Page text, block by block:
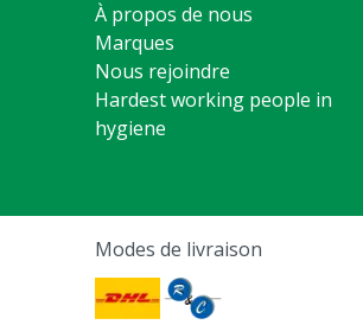
À propos de nous
Marques
Nous rejoindre
Hardest working people in
hygiene
Modes de livraison